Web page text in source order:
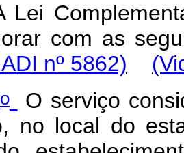
com as
nº 5862)
o
O serviço
no local do